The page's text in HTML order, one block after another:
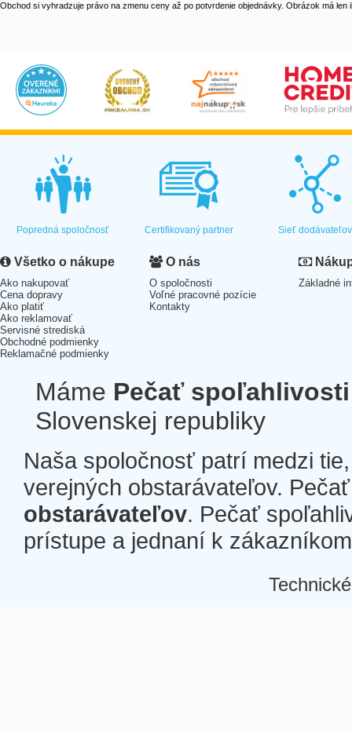
Obchod si vyhradzuje právo na zmenu ceny až po potvrdenie objednávky. Obrázok má len
Popredná spoločnosť Certifikovaný partner Sieť dodávateľov
Všetko o nákupe
Ako nakupovať
Cena dopravy
Ako platiť
Ako reklamovať
Servisné strediská
Obchodné podmienky
Reklamačné podmienky
O nás
O spoločnosti
Voľné pracovné pozície
Kontakty
Základné
Máme Pečať spoľahlivosti
Slovenskej republiky
Naša spoločnosť patrí medzi
verejných obstarávateľov.
obstarávateľov. Pečať
prístupe a jednaní k